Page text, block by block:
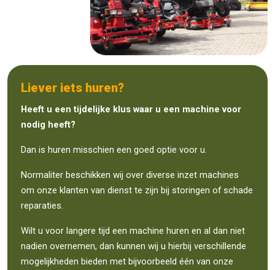
Liever iets huren?
Heeft u een tijdelijke klus waar u een machine voor
nodig heeft?
Dan is huren misschien een goed optie voor u.
Normaliter beschikken wij over diverse inzet machines
om onze klanten van dienst te zijn bij storingen of schade
reparaties.
Wilt u voor langere tijd een machine huren en al dan niet
nadien overnemen, dan kunnen wij u hierbij verschillende
mogelijkheden bieden met bijvoorbeeld één van onze